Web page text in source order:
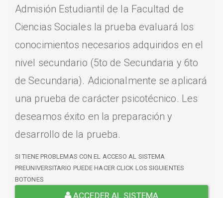
Admisión Estudiantil de la Facultad de
Ciencias Sociales la prueba evaluará los
conocimientos necesarios adquiridos en el
nivel secundario (5to de Secundaria y 6to
de Secundaria). Adicionalmente se aplicará
una prueba de carácter psicotécnico. Les
deseamos éxito en la preparación y
desarrollo de la prueba.
SI TIENE PROBLEMAS CON EL ACCESO AL SISTEMA
PREUNIVERSITARIO PUEDE HACER CLICK LOS SIGUIENTES
BOTONES
ACCEDER AL SISTEMA